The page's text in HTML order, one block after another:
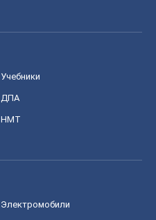
Учебники
ДПА
НМТ
Электромобили